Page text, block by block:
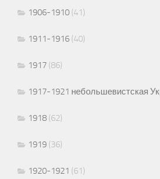
1906-1910 (41)
1911-1916 (40)
1917 (86)
1917-1921 небольшевистская
1918 (62)
1919 (36)
1920-1921 (61)